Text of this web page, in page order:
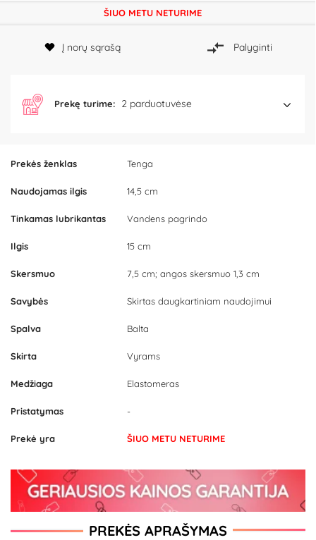
Prekės ženklas Tenga
Naudojamas ilgis 14,5 cm
Tinkamas lubrikantas Vandens pagrindo
Ilgis 15 cm
Skersmuo 7,5 cm; angos skersmuo 1,3 cm
Savybės Skirtas daugkartiniam naudojimui
Spalva Balta
Skirta Vyrams
Medžiaga Elastomeras
Pristatymas -
Prekė yra ŠIUO METU NETURIME
ŠIUO METU NETURIME
Į norų sąrašą Palyginti
Prekę turime: 2 parduotuvėse
PREKĖS APRAŠYMAS